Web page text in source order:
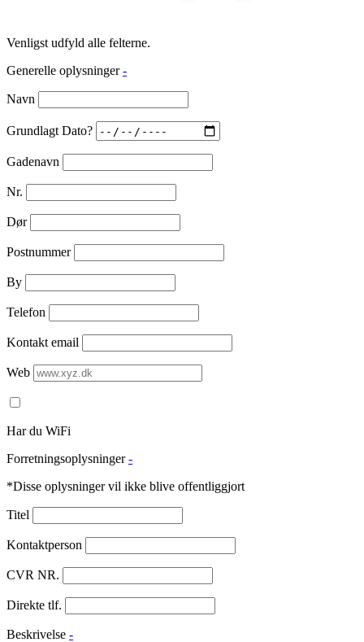
Venligst udfyld alle felterne.
Generelle oplysninger -
Navn
Grundlagt Dato?
Gadenavn
Nr.
Dør
Postnummer
By
Telefon
Kontakt email
Web
Har du WiFi
Forretningsoplysninger -
*Disse oplysninger vil ikke blive offentliggjort
Titel
Kontaktperson
CVR NR.
Direkte tlf.
Beskrivelse -